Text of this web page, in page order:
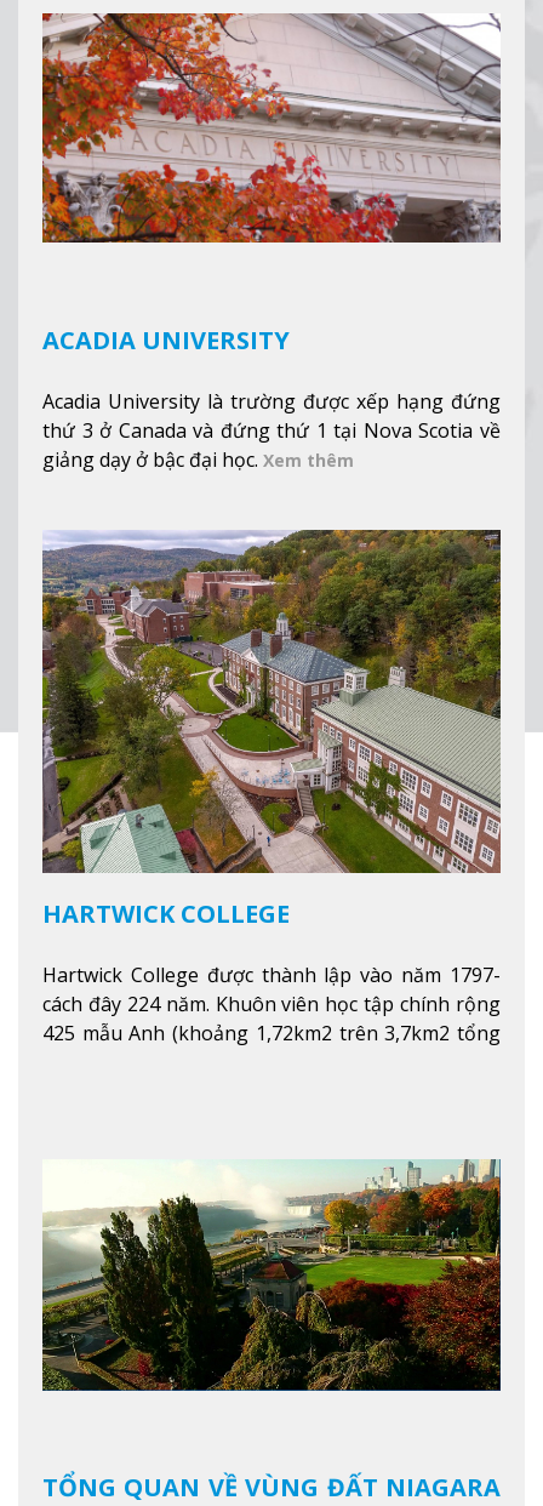
tuyết của trường, sinh viên có thể thưởng thức vẻ
đẹp tự nhiên của Vermont từ mọi góc trong
khuôn viên trường.Xem thêm
ACADIA UNIVERSITY
Acadia University là trường được xếp hạng đứng
thứ 3 ở Canada và đứng thứ 1 tại Nova Scotia về
giảng dạy ở bậc đại học. Xem thêm
HARTWICK COLLEGE
Hartwick College được thành lập vào năm 1797-
cách đây 224 năm. Khuôn viên học tập chính rộng
425 mẫu Anh (khoảng 1,72km2 trên 3,7km2 tổng
TỔNG QUAN VỀ VÙNG ĐẤT NIAGARA